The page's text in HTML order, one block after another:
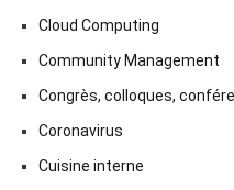
Cloud Computing
Community Management
Congrès, colloques,
Coronavirus
Cuisine interne